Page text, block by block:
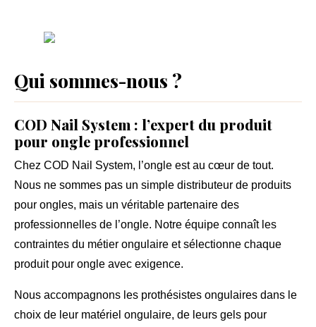
Qui sommes-nous ?
COD Nail System : l’expert du produit
pour ongle professionnel
Chez COD Nail System, l’ongle est au cœur de tout.
Nous ne sommes pas un simple distributeur de produits
pour ongles, mais un véritable partenaire des
professionnelles de l’ongle. Notre équipe connaît les
contraintes du métier ongulaire et sélectionne chaque
produit pour ongle avec exigence.
Nous accompagnons les prothésistes ongulaires dans le
choix de leur matériel ongulaire, de leurs gels pour